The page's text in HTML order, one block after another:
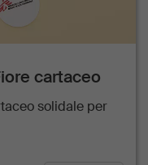
cartaceo
solidale per